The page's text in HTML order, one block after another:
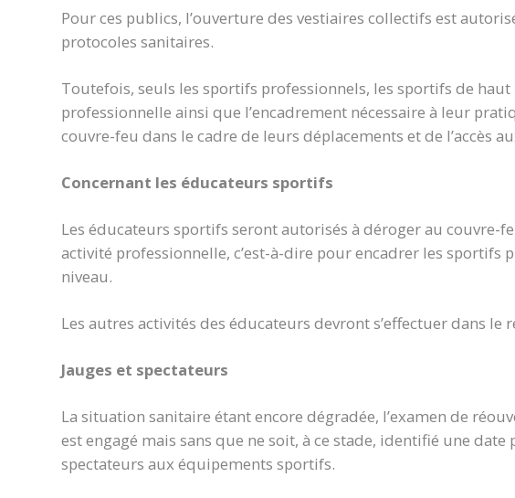
Pour ces publics, l’ouverture des vestiaires collectifs est
protocoles sanitaires.
Toutefois, seuls les sportifs professionnels, les sportifs de
professionnelle ainsi que l’encadrement nécessaire à leur
couvre-feu dans le cadre de leurs déplacements et de l’accès
Concernant les éducateurs sportifs
Les éducateurs sportifs seront autorisés à déroger au
activité professionnelle, c’est-à-dire pour encadrer les sportifs
niveau.
Les autres activités des éducateurs devront s’effectuer dans le
Jauges et spectateurs
La situation sanitaire étant encore dégradée, l’examen de
est engagé mais sans que ne soit, à ce stade, identifié une date
spectateurs aux équipements sportifs.